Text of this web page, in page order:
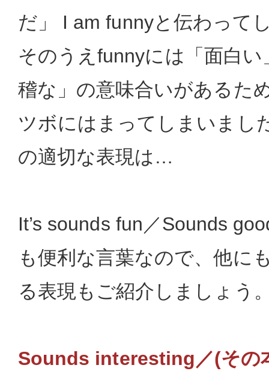
だ」 I am funnyと伝わって
そのうえfunnyには「面白
稽な」の意味合いがあるた
ツボにはまってしまいまし
の適切な表現は…
It’s sounds fun／Sounds
も便利な言葉なので、他に
る表現もご紹介しましょう
Sounds interesting／(その